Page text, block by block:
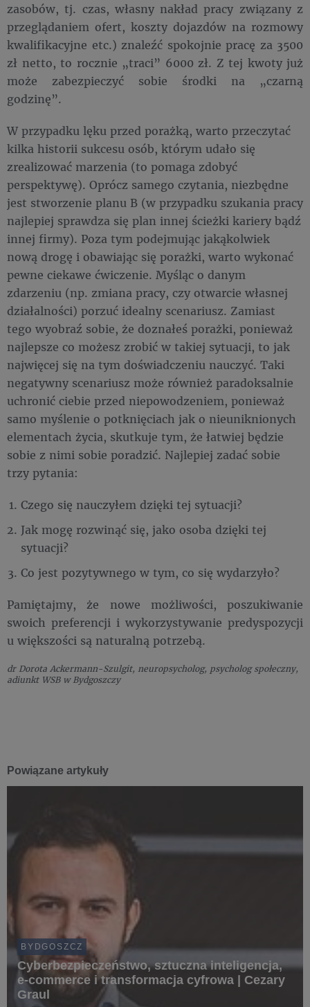
zasobów, tj. czas, własny nakład pracy związany z
przeglądaniem ofert, koszty dojazdów na rozmowy
kwalifikacyjne etc.) znaleźć spokojnie pracę za 3500
zł netto, to rocznie „traci” 6000 zł. Z tej kwoty już
może zabezpieczyć sobie środki na „czarną
godzinę”.
W przypadku lęku przed porażką, warto przeczytać
kilka historii sukcesu osób, którym udało się
zrealizować marzenia (to pomaga zdobyć
perspektywę). Oprócz samego czytania, niezbędne
jest stworzenie planu B (w przypadku szukania pracy
najlepiej sprawdza się plan innej ścieżki kariery bądź
innej firmy). Poza tym podejmując jakąkolwiek
nową drogę i obawiając się porażki, warto wykonać
pewne ciekawe ćwiczenie. Myśląc o danym
zdarzeniu (np. zmiana pracy, czy otwarcie własnej
działalności) porzuć idealny scenariusz. Zamiast
tego wyobraź sobie, że doznałeś porażki, ponieważ
najlepsze co możesz zrobić w takiej sytuacji, to jak
najwięcej się na tym doświadczeniu nauczyć. Taki
negatywny scenariusz może również paradoksalnie
uchronić ciebie przed niepowodzeniem, ponieważ
samo myślenie o potknięciach jak o nieuniknionych
elementach życia, skutkuje tym, że łatwiej będzie
sobie z nimi sobie poradzić. Najlepiej zadać sobie
trzy pytania:
Czego się nauczyłem dzięki tej sytuacji?
Jak mogę rozwinąć się, jako osoba dzięki tej
sytuacji?
Co jest pozytywnego w tym, co się wydarzyło?
Pamiętajmy, że nowe możliwości, poszukiwanie
swoich preferencji i wykorzystywanie predyspozycji
u większości są naturalną potrzebą.
dr Dorota Ackermann-Szulgit, neuropsycholog, psycholog społeczny,
adiunkt WSB w Bydgoszczy
Powiązane artykuły
BYDGOSZCZ
Cyberbezpieczeństwo, sztuczna inteligencja,
e-commerce i transformacja cyfrowa | Cezary
Graul